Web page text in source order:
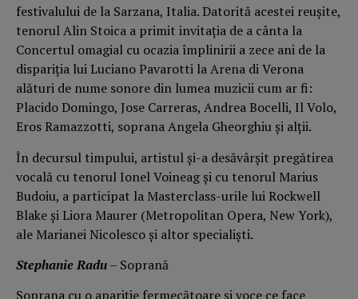
festivalului de la Sarzana, Italia. Datorită acestei reușite,
tenorul Alin Stoica a primit invitația de a cânta la
Concertul omagial cu ocazia împlinirii a zece ani de la
dispariţia lui Luciano Pavarotti la Arena di Verona
alături de nume sonore din lumea muzicii cum ar fi:
Placido Domingo, Jose Carreras, Andrea Bocelli, Il Volo,
Eros Ramazzotti, soprana Angela Gheorghiu și alții.
În decursul timpului, artistul şi-a desăvârşit pregătirea
vocală cu tenorul Ionel Voineag și cu tenorul Marius
Budoiu, a participat la Masterclass-urile lui Rockwell
Blake și Liora Maurer (Metropolitan Opera, New York),
ale Marianei Nicolesco și altor specialişti.
Stephanie Radu– Soprană
Soprana cu o apariţie fermecătoare şi voce ce face